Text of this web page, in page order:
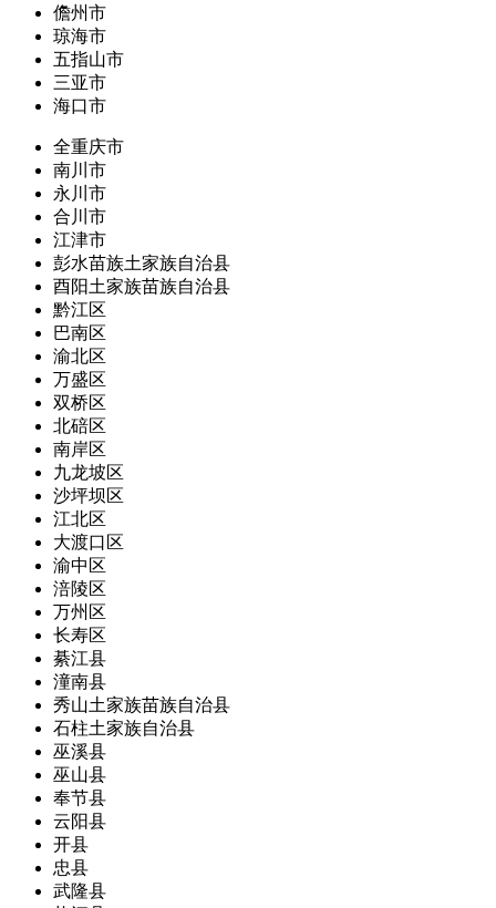
儋州市
琼海市
五指山市
三亚市
海口市
全重庆市
南川市
永川市
合川市
江津市
彭水苗族土家族自治县
酉阳土家族苗族自治县
黔江区
巴南区
渝北区
万盛区
双桥区
北碚区
南岸区
九龙坡区
沙坪坝区
江北区
大渡口区
渝中区
涪陵区
万州区
长寿区
綦江县
潼南县
秀山土家族苗族自治县
石柱土家族自治县
巫溪县
巫山县
奉节县
云阳县
开县
忠县
武隆县